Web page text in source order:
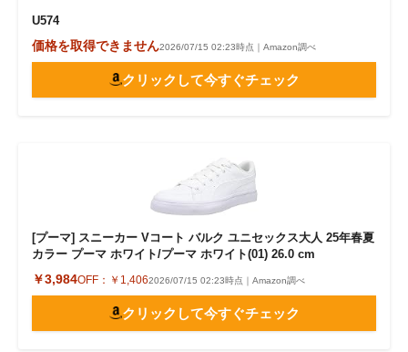
U574
価格を取得できません2026/07/15 02:23時点｜Amazon調べ
クリックして今すぐチェック
[プーマ] スニーカー Vコート バルク ユニセックス大人 25年春夏
カラー プーマ ホワイト/プーマ ホワイト(01) 26.0 cm
￥3,984OFF： ￥1,4062026/07/15 02:23時点｜Amazon調べ
クリックして今すぐチェック